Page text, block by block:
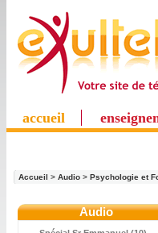
accueil
Accueil > Audio > Psychologie et
Audio